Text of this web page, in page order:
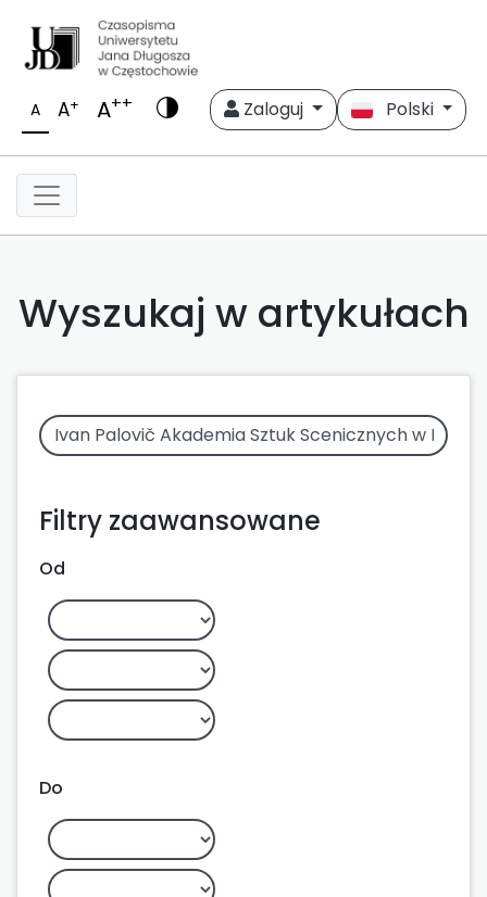
A A+ A++ Zaloguj Polski
Wyszukaj w artykułach
Filtry zaawansowane
Od
Do